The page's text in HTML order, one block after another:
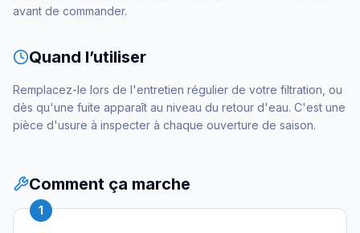
avant de commander.
Quand l’utiliser
Remplacez-le lors de l'entretien régulier de votre filtration, ou
dès qu'une fuite apparaît au niveau du retour d'eau. C'est une
pièce d'usure à inspecter à chaque ouverture de saison.
Comment ça marche
1